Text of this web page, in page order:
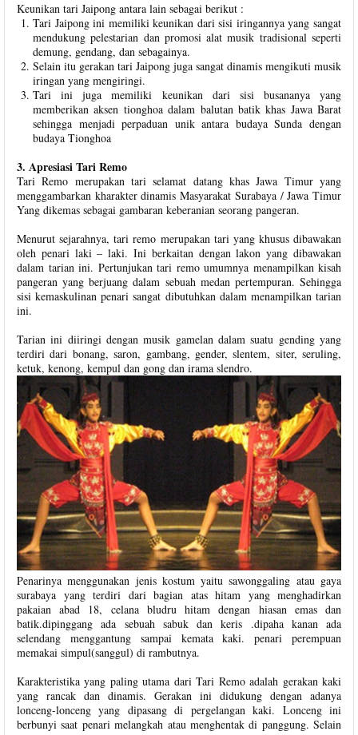
Keunikan tari Jaipong antara lain sebagai berikut :
Tari Jaipong ini memiliki keunikan dari sisi iringannya yang sangat
mendukung pelestarian dan promosi alat musik tradisional seperti
demung, gendang, dan sebagainya.
Selain itu gerakan tari Jaipong juga sangat dinamis mengikuti musik
iringan yang mengiringi.
Tari ini juga memiliki keunikan dari sisi busananya yang
memberikan aksen tionghoa dalam balutan batik khas Jawa Barat
sehingga menjadi perpaduan unik antara budaya Sunda dengan
budaya Tionghoa
3. Apresiasi Tari Remo
Tari Remo merupakan tari selamat datang khas Jawa Timur yang
menggambarkan kharakter dinamis Masyarakat Surabaya / Jawa Timur
Yang dikemas sebagai gambaran keberanian seorang pangeran.
Menurut sejarahnya, tari remo merupakan tari yang khusus dibawakan
oleh penari laki – laki. Ini berkaitan dengan lakon yang dibawakan
dalam tarian ini. Pertunjukan tari remo umumnya menampilkan kisah
pangeran yang berjuang dalam sebuah medan pertempuran. Sehingga
sisi kemaskulinan penari sangat dibutuhkan dalam menampilkan tarian
ini.
Tarian ini diiringi dengan musik gamelan dalam suatu gending yang
terdiri dari bonang, saron, gambang, gender, slentem, siter, seruling,
ketuk, kenong, kempul dan gong dan irama slendro.
Penarinya menggunakan jenis kostum yaitu sawonggaling atau gaya
surabaya yang terdiri dari bagian atas hitam yang menghadirkan
pakaian abad 18, celana bludru hitam dengan hiasan emas dan
batik.dipinggang ada sebuah sabuk dan keris .dipaha kanan ada
selendang menggantung sampai kemata kaki. penari perempuan
memakai simpul(sanggul) di rambutnya.
Karakteristika yang paling utama dari Tari Remo adalah gerakan kaki
yang rancak dan dinamis. Gerakan ini didukung dengan adanya
lonceng-lonceng yang dipasang di pergelangan kaki. Lonceng ini
berbunyi saat penari melangkah atau menghentak di panggung. Selain